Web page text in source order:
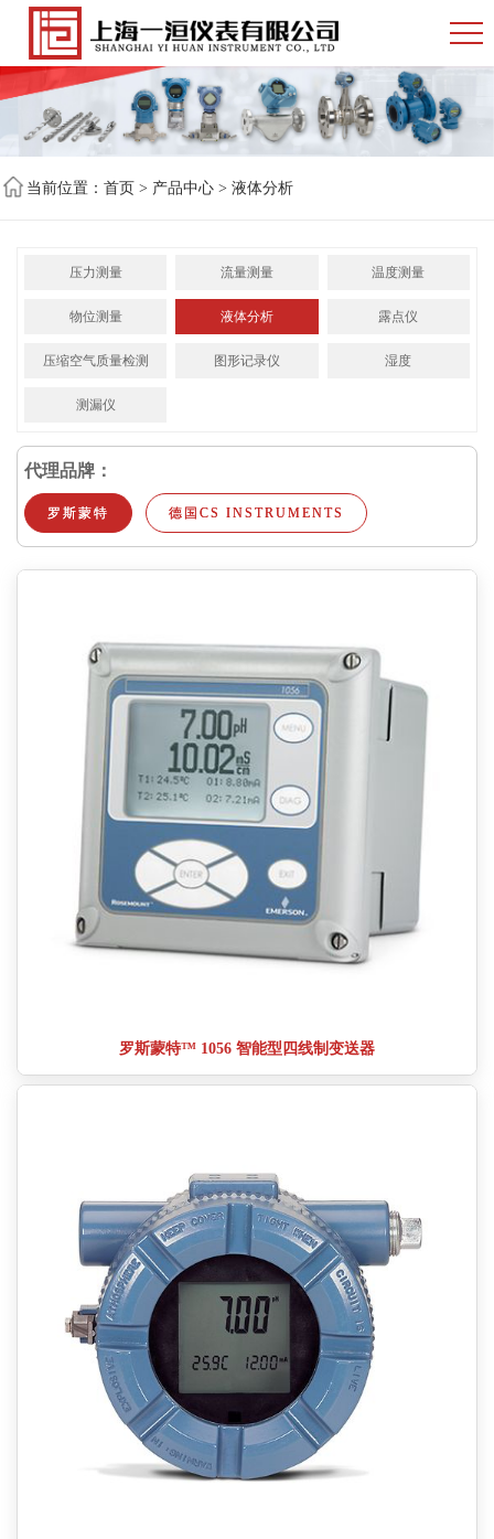
当前位置： 首页 > 产品中心 > 液体分析
压力测量 流量测量 温度测量
物位测量 液体分析 露点仪
压缩空气质量检测 图形记录仪 湿度
测漏仪
代理品牌：
罗斯蒙特 德国CS INSTRUMENTS
罗斯蒙特™ 1056 智能型四线制变送器